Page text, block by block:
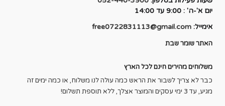
יום א'-ה' : 9:00 עד 14:00
אימייל: free0722831113@gmail.com
האתר שומר שבת
משלוחים מהירים חינם לכל הארץ
כבר לא צריך לשבור את הראש כמה עולה לנו משלוח, או כמה ימים זה
מגיע, עד 3 ימי עסקים והמוצר אצלך, ללא תוספת תשלום!